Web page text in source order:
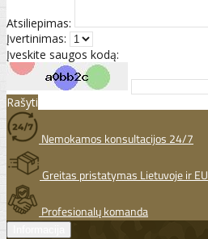
Atsiliepimas:
Įvertinimas:
Įveskite saugos kodą:
Rašyti
Nemokamos konsultacijos 24/7
Greitas pristatymas Lietuvoje ir EU
Profesionalų komanda